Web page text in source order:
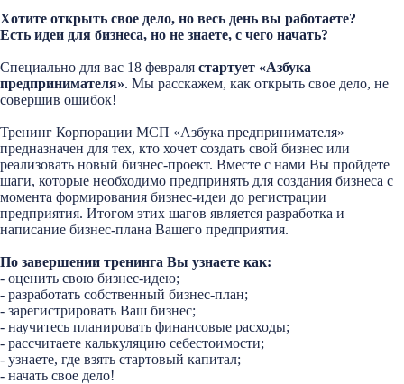
Хотите открыть свое дело, но весь день вы работаете?
Есть идеи для бизнеса, но не знаете, с чего начать?
Специально для вас 18 февраля стартует «Азбука
предпринимателя». Мы расскажем, как открыть свое дело, не
совершив ошибок!
Тренинг Корпорации МСП «Азбука предпринимателя»
предназначен для тех, кто хочет создать свой бизнес или
реализовать новый бизнес-проект. Вместе с нами Вы пройдете
шаги, которые необходимо предпринять для создания бизнеса с
момента формирования бизнес-идеи до регистрации
предприятия. Итогом этих шагов является разработка и
написание бизнес-плана Вашего предприятия.
По завершении тренинга Вы узнаете как:
- оценить свою бизнес-идею;
- разработать собственный бизнес-план;
- зарегистрировать Ваш бизнес;
- научитесь планировать финансовые расходы;
- рассчитаете калькуляцию себестоимости;
- узнаете, где взять стартовый капитал;
- начать свое дело!